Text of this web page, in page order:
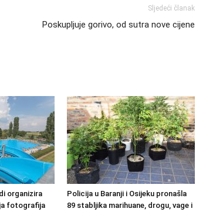
Sljedeći članak
Poskupljuje gorivo, od sutra nove cijene
organizira
fotografija
Policija u Baranji i Osijeku pronašla
89 stabljika marihuane, drogu, vage i